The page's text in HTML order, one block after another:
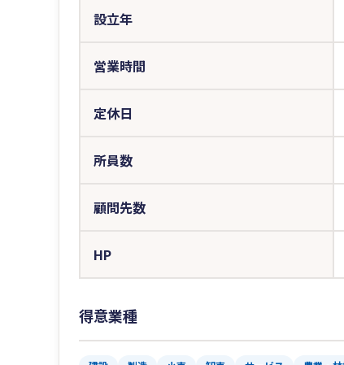
設立年
営業時間
定休日
所員数
顧問先数
HP
得意業種